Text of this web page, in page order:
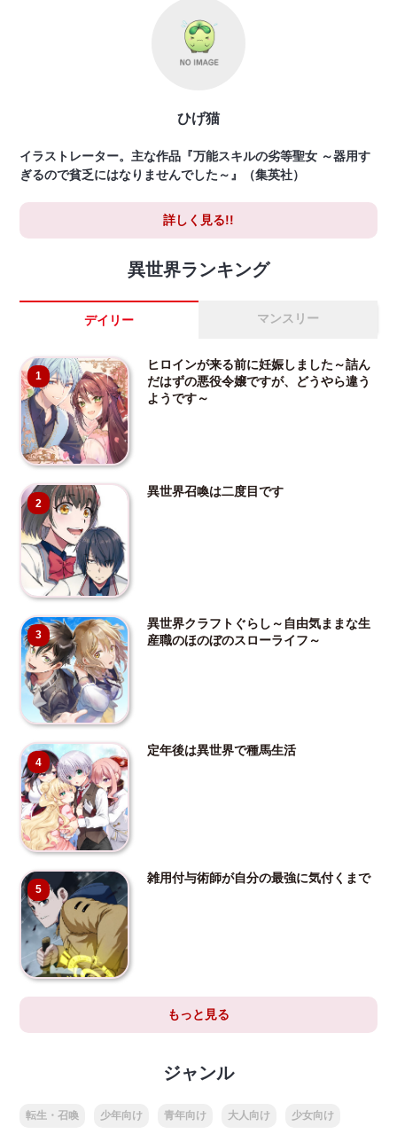
ひげ猫
イラストレーター。主な作品『万能スキルの劣等聖女 ～器用す
ぎるので貧乏にはなりませんでした～』（集英社）
詳しく見る!!
異世界ランキング
デイリー マンスリー
1
ヒロインが来る前に妊娠しました～詰ん
だはずの悪役令嬢ですが、どうやら違う
ようです～
2
異世界召喚は二度目です
3
異世界クラフトぐらし～自由気ままな生
産職のほのぼのスローライフ～
4
定年後は異世界で種馬生活
5
雑用付与術師が自分の最強に気付くまで
もっと見る
ジャンル
転生・召喚 少年向け 青年向け 大人向け 少女向け